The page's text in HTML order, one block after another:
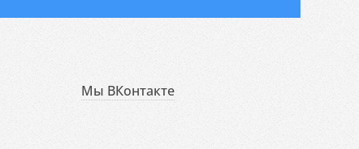
Мы ВКонтакте